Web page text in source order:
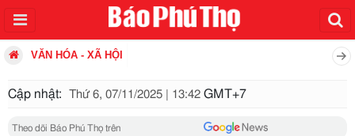
VĂN HÓA - XÃ HỘI
Cập nhật: Thứ 6, 07/11/2025 | 13:42 GMT+7
Theo dõi Báo Phú Thọ trên